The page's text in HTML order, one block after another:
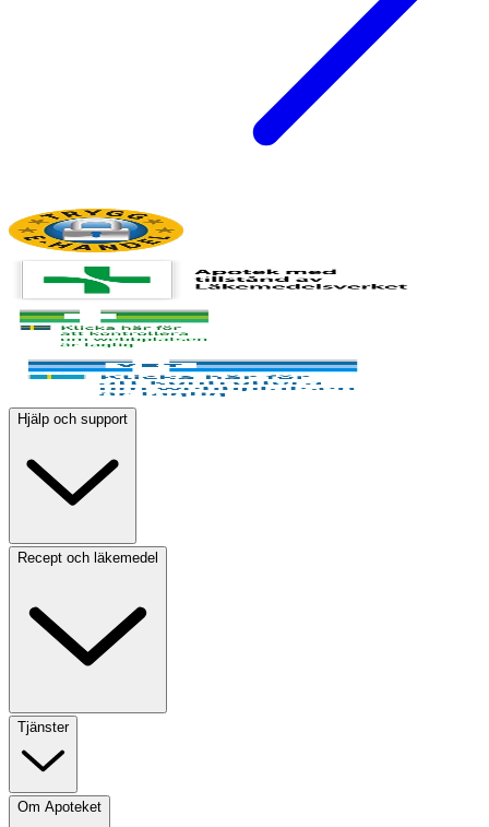
Hjälp och support
Recept och läkemedel
Tjänster
Om Apoteket